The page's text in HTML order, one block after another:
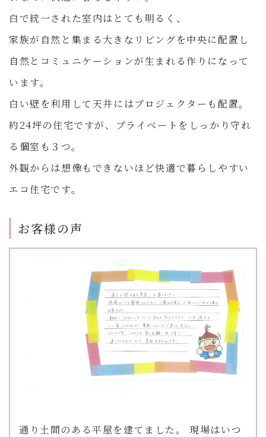
白で統一された室内はとても明るく、
家族が自然と集まる大きなリビングを中央に配置し
自然とコミュニケーションが生まれる作りになって
います。
白い壁を利用して天井にはプロジェクターも配置。
約24坪の住宅ですが、プライベートをしっかり守れ
る個室も３つ。
外観からは想像もできないほど快適で暮らしやすい
エコ住宅です。
お客様の声
通り土間のある平屋を建てました。 現場はいつ